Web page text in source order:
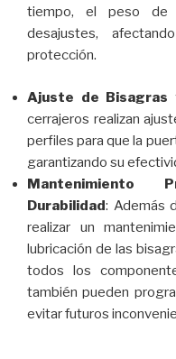
tiempo, el peso de
desajustes,
protección.
Ajuste de Bisagras
cerrajeros realizan
perfiles para que la
garantizando su
Mantenimiento
Durabilidad: Además
realizar un
lubricación de las
todos los
también pueden
evitar futuros